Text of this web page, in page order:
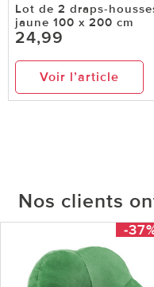
Lot de 2 draps-
jaune 100 x 200 cm
24,99
Voir l’article
Nos clients
-